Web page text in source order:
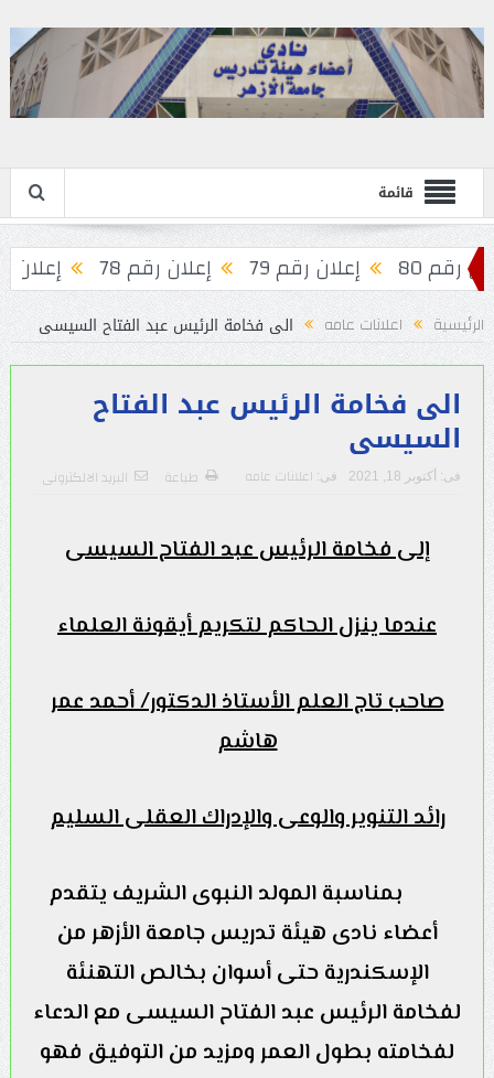
قائمة
80 إعلان رقم 79 إعلان رقم 78 إعلان رقم
الرئيسية اعلانات عامه الى فخامة الرئيس عبد الفتاح السيسى
الى فخامة الرئيس عبد الفتاح
السيسى
فى: أكتوبر 18, 2021 فى: اعلانات عامه طباعة البريد الالكترونى
إلى فخامة الرئيس عبد الفتاح السيسى
عندما ينزل الحاكم لتكريم أيقونة العلماء
صاحب تاج العلم الأستاذ الدكتور/ أحمد عمر
هاشم
رائد التنوير والوعى والإدراك العقلى السليم
بمناسبة المولد النبوى الشريف يتقدم
أعضاء نادى هيئة تدريس جامعة الأزهر من
الإسكندرية حتى أسوان بخالص التهنئة
لفخامة الرئيس عبد الفتاح السيسى مع الدعاء
لفخامته بطول العمر ومزيد من التوفيق فهو